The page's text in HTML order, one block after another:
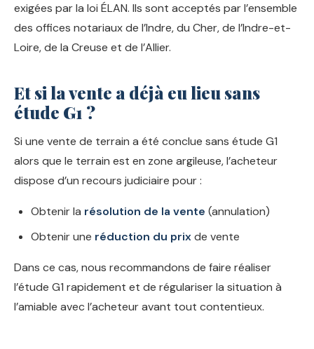
exigées par la loi ÉLAN. Ils sont acceptés par l’ensemble
des offices notariaux de l’Indre, du Cher, de l’Indre-et-
Loire, de la Creuse et de l’Allier.
Et si la vente a déjà eu lieu sans
étude G1 ?
Si une vente de terrain a été conclue sans étude G1
alors que le terrain est en zone argileuse, l’acheteur
dispose d’un recours judiciaire pour :
Obtenir la résolution de la vente (annulation)
Obtenir une réduction du prixde vente
Dans ce cas, nous recommandons de faire réaliser
l’étude G1 rapidement et de régulariser la situation à
l’amiable avec l’acheteur avant tout contentieux.